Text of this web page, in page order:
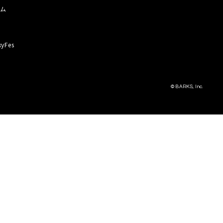
© BARKS, Inc.